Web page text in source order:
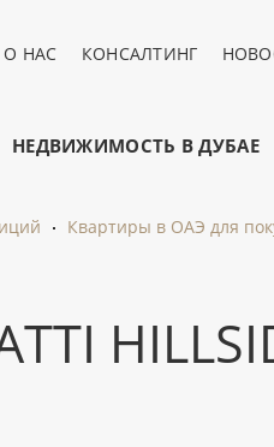
О НАС КОНСАЛТИНГ
НЕДВИЖИМОСТЬ В ДУБАЕ
Квартиры в ОАЭ для